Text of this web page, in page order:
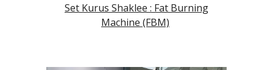
Set Kurus Shaklee : Fat Burning
Machine (FBM)